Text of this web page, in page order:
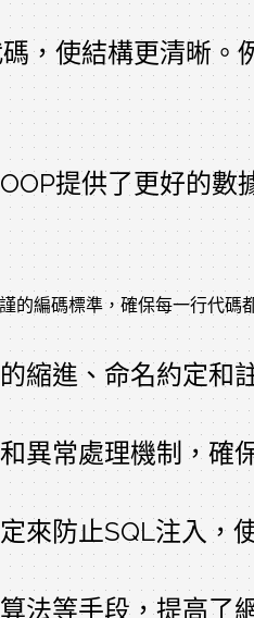
，使結構更清晰
提供了更好的
的編碼標準，確保每一行代碼
縮進、命名約定和
異常處理機制，確
來防止SQL注入，
法等手段，提高了